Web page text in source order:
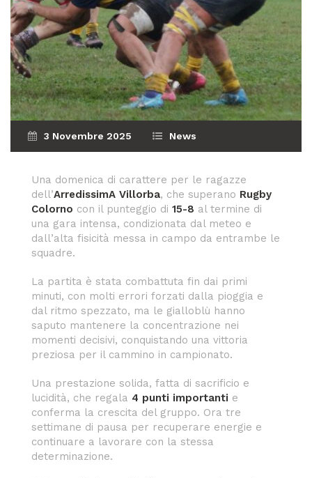
3 Novembre 2025 News
Una domenica di carattere per le ragazze
dell’ArredissimA Villorba, che superano Rugby
Colorno con il punteggio di 15-8 al termine di
una gara intensa, condizionata dal meteo e
dall’alta fisicità messa in campo da entrambe le
squadre.
La partita è stata combattuta fin dai primi
minuti, con molti errori forzati dalla pioggia e
dal ritmo spezzato, ma le gialloblù hanno
saputo mantenere la concentrazione nei
momenti decisivi, conquistando una vittoria
preziosa per il cammino in campionato.
Una prestazione solida, fatta di sacrificio e
lucidità, che regala 4 punti importanti e
conferma la crescita del gruppo. Ora tre
settimane di pausa per recuperare energie e
continuare a lavorare con la stessa
determinazione.